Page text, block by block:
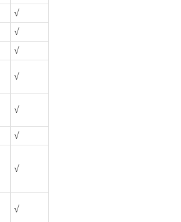
√
√
√
√
√
√
√
√